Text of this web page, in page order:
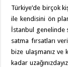
Türkiye’de birçok
ile kendisini ön
İstanbul genelinde
satma fırsatları
bize ulaşmanız
kadar